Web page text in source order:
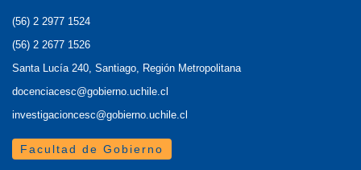
(56) 2 2977 1524
(56) 2 2677 1526
Santa Lucía 240, Santiago, Región Metropolitana
docenciacesc@gobierno.uchile.cl
investigacioncesc@gobierno.uchile.cl
Facultad de Gobierno